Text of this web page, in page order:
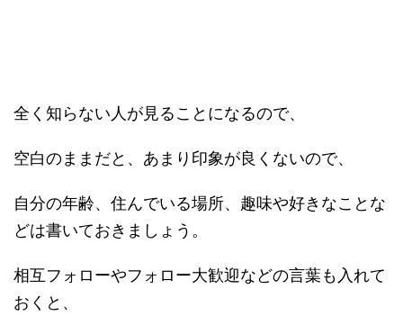
全く知らない人が見ることになるので、
空白のままだと、あまり印象が良くないので、
自分の年齢、住んでいる場所、趣味や好きなことな
どは書いておきましょう。
相互フォローやフォロー大歓迎などの言葉も入れて
おくと、